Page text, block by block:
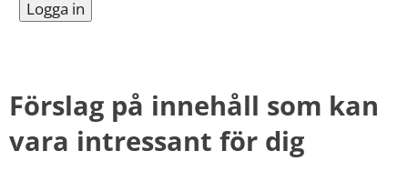
Förslag på innehåll som kan
vara intressant för dig
sidan